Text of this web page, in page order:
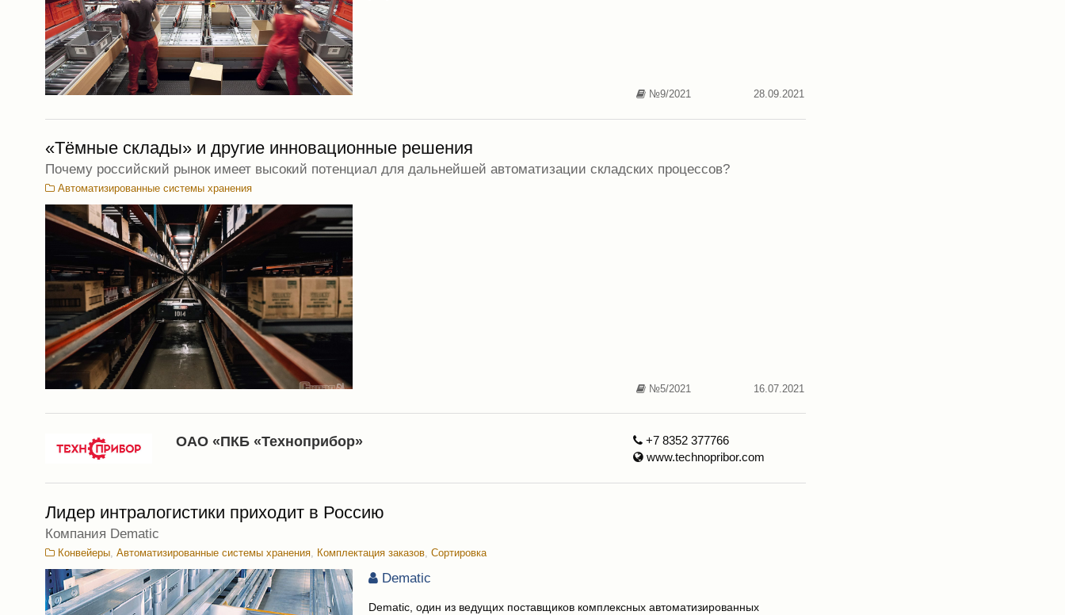
№9/2021 28.09.2021
«Тёмные склады» и другие инновационные решения
Почему российский рынок имеет высокий потенциал для дальнейшей автоматизации складских процессов?
Автоматизированные системы хранения
№5/2021 16.07.2021
ОАО «ПКБ «Техноприбор»
+7 8352 377766
www.technopribor.com
Лидер интралогистики приходит в Россию
Компания Dematic
Конвейеры Автоматизированные системы хранения Комплектация заказов Сортировка
Dematic
Dematic, один из ведущих поставщиков комплексных автоматизированных